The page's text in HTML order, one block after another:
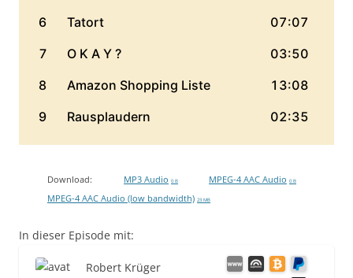
Download: MP3 Audio 0 B MPEG-4 AAC Audio 0 B
MPEG-4 AAC Audio (low bandwidth) 23 MB
In dieser Episode mit:
Robert Krüger